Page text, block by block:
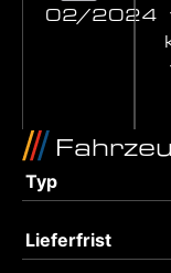
02/2024
Typ
Lieferfrist